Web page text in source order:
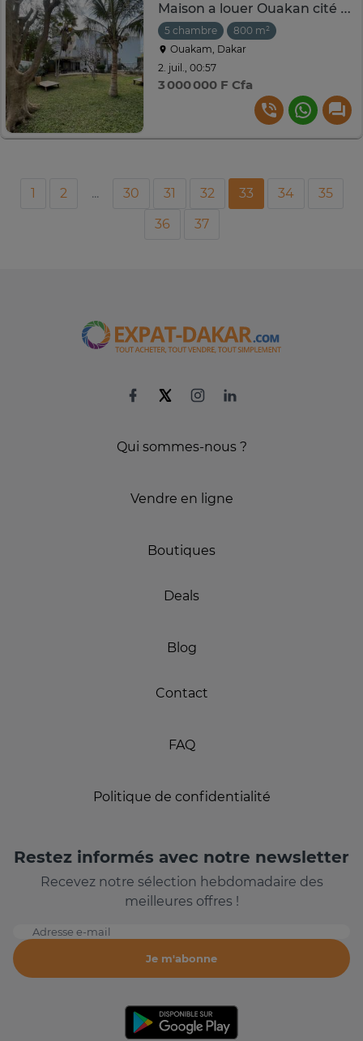
Maison a louer Ouakan cité africa 2 a pied de école Mermoz
5 chambre
800 m²
Ouakam, Dakar
2. juil., 00:57
3 000 000 F Cfa
1 2 ... 30 31 32 33 34
35
36
37
Qui sommes-nous ?
Vendre en ligne
Boutiques
Deals
Blog
Contact
FAQ
Politique de confidentialité
Restez informés avec notre newsletter
Recevez notre sélection hebdomadaire des
meilleures offres !
Adresse e-mail
Je m'abonne